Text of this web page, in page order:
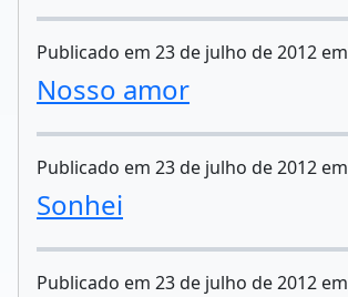
Publicado em 23 de julho de 2012 em
Nosso amor
Publicado em 23 de julho de 2012 em
Sonhei
Publicado em 23 de julho de 2012 em